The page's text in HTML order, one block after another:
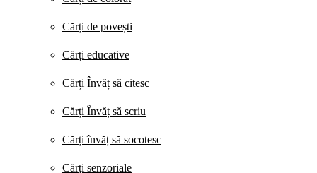
Cărți de povești
Cărți educative
Cărți Învăț să citesc
Cărți Învăț să scriu
Cărți învăț să socotesc
Cărți senzoriale